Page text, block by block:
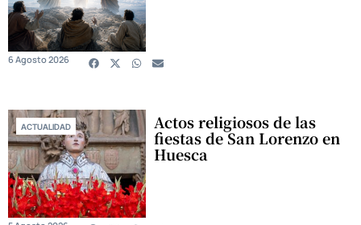
6 Agosto 2026
ACTUALIDAD Actos religiosos de las
fiestas de San Lorenzo en
Huesca